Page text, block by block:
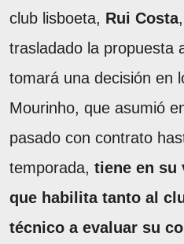
club lisboeta, Rui Costa
trasladado la propuesta
tomará una decisión en
Mourinho, que asumió
pasado con contrato
temporada, tiene en su
que habilita tanto al
técnico a evaluar su